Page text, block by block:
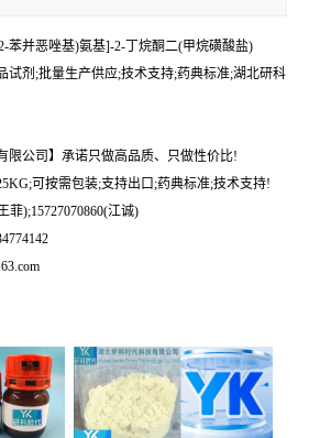
苯并恶唑基)氨基]-2-丁烷酮二(甲烷磺酸盐)
品试剂;批量生产供应;技术支持;药典标准;湖北研科
限公司】承诺只做高品质、只做性价比!
可按需包装;支持出口;药典标准;技术支持!
菲);15727070860(江诚)